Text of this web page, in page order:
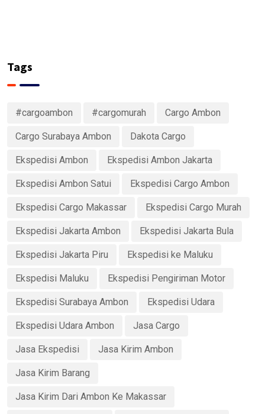
Tags
#cargoambon #cargomurah Cargo Ambon
Cargo Surabaya Ambon Dakota Cargo
Ekspedisi Ambon Ekspedisi Ambon Jakarta
Ekspedisi Ambon Satui Ekspedisi Cargo Ambon
Ekspedisi Cargo Makassar Ekspedisi Cargo Murah
Ekspedisi Jakarta Ambon Ekspedisi Jakarta Bula
Ekspedisi Jakarta Piru Ekspedisi ke Maluku
Ekspedisi Maluku Ekspedisi Pengiriman Motor
Ekspedisi Surabaya Ambon Ekspedisi Udara
Ekspedisi Udara Ambon Jasa Cargo
Jasa Ekspedisi Jasa Kirim Ambon
Jasa Kirim Barang
Jasa Kirim Dari Ambon Ke Makassar